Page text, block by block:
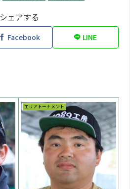
シェアする
Facebook LINE
エリアトーナメント